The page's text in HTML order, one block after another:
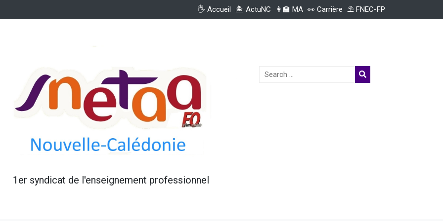
🖐️ Accueil 🏝️ ActuNC 👩‍🏫 MA 👀 Carrière ⛱️ FNEC-FP
1er syndicat de l'enseignement professionnel
Search